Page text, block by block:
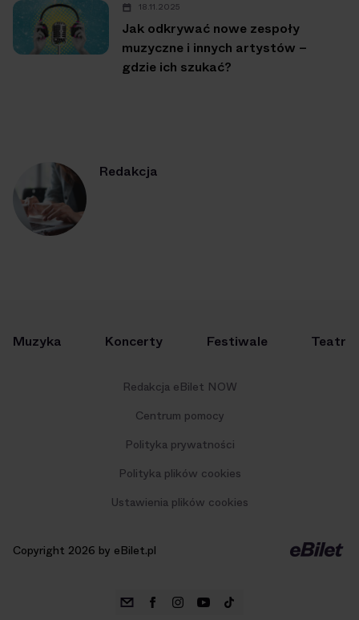
18.11.2025
Jak odkrywać nowe zespoły
muzyczne i innych artystów –
gdzie ich szukać?
Redakcja
Muzyka Koncerty Festiwale Teatr
Redakcja eBilet NOW
Centrum pomocy
Polityka prywatności
Polityka plików cookies
Ustawienia plików cookies
Copyright 2026 by eBilet.pl